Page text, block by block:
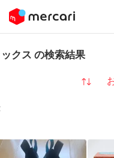
ス の検索結果
並び替え